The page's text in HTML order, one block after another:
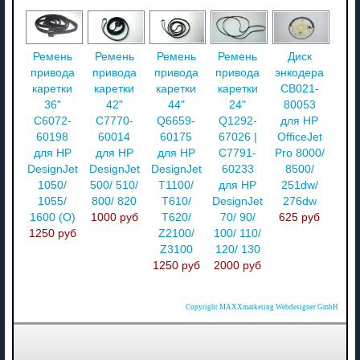
Ремень
привода
каретки
36"
C6072-
60198
для HP
DesignJet
1050/
1055/
1600 (О)
1250 руб
Ремень
привода
каретки
42"
C7770-
60014
для HP
DesignJet
500/ 510/
800/ 820
1000 руб
Ремень
привода
каретки
44"
Q6659-
60175
для HP
DesignJet
T1100/
T610/
T620/
Z2100/
Z3100
1250 руб
Ремень
привода
каретки
24"
Q1292-
67026 |
C7791-
60233
для HP
DesignJet
70/ 90/
100/ 110/
120/ 130
2000 руб
Диск
энкодера
CB021-
80053
для HP
OfficeJet
Pro 8000/
8500/
251dw/
276dw
625 руб
Copyright MAXXmarketing Webdesigner GmbH